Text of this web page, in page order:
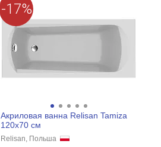
-17%
Акриловая ванна Relisan Tamiza
120x70 см
Relisan, Польша